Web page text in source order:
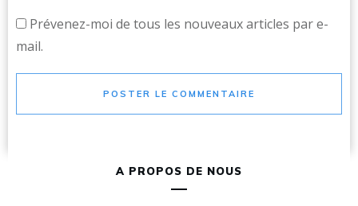
Prévenez-moi de tous les nouveaux articles par e-
mail.
POSTER LE COMMENTAIRE
A PROPOS DE NOUS